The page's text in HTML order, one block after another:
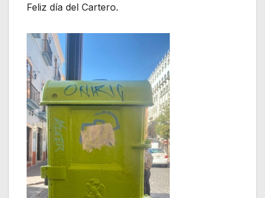
Feliz día del Cartero.